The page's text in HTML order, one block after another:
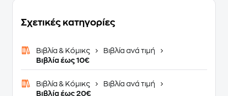
Σχετικές κατηγορίες
Βιβλία & Κόμικς
Βιβλία ανά τιμή
Βιβλία έως 10€
Βιβλία & Κόμικς
Βιβλία ανά τιμή
Βιβλία έως 20€